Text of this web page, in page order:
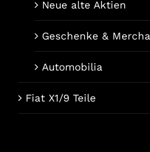
Neue alte Aktien
Geschenke &
Automobilia
Fiat X1/9 Teile